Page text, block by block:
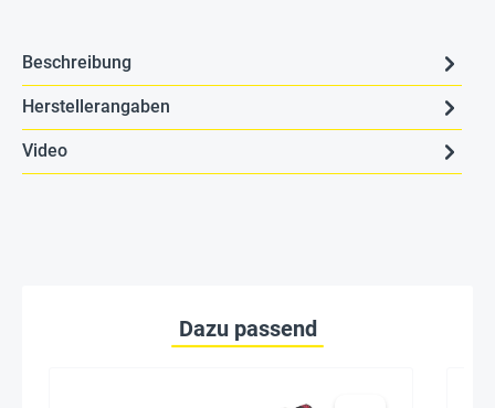
Beschreibung
Herstellerangaben
Video
Dazu passend